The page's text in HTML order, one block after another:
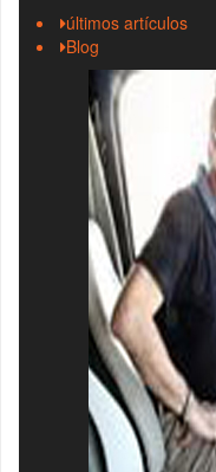
últimos artículos
Blog